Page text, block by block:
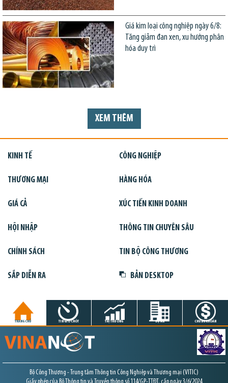
Giá kim loại công nghiệp ngày 6/8:
Tăng giảm đan xen, xu hướng phân
hóa duy trì
XEM THÊM
KINH TẾ CÔNG NGHIỆP
THƯƠNG MẠI HÀNG HÓA
GIÁ CẢ XÚC TIẾN KINH DOANH
HỘI NHẬP THÔNG TIN CHUYÊN SÂU
CHÍNH SÁCH TIN BỘ CÔNG THƯƠNG
SẮP DIỄN RA BẢN DESKTOP
TRANG CHỦ TIN GIỜ CHÓT THỊ TRƯỜNG DỰ ÁN CHỨNG KHOÁN
Bộ Công Thương - Trung tâm Thông tin Công Nghiệp và Thương mại (VITIC)